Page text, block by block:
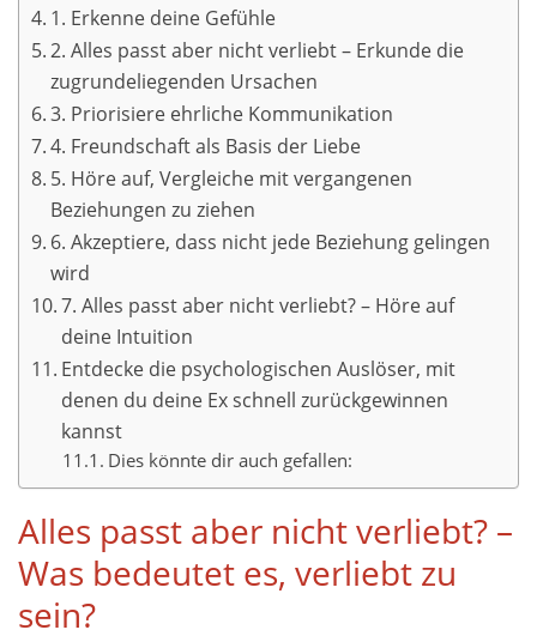
1. Erkenne deine Gefühle
2. Alles passt aber nicht verliebt – Erkunde die
zugrundeliegenden Ursachen
3. Priorisiere ehrliche Kommunikation
4. Freundschaft als Basis der Liebe
5. Höre auf, Vergleiche mit vergangenen
Beziehungen zu ziehen
6. Akzeptiere, dass nicht jede Beziehung gelingen
wird
7. Alles passt aber nicht verliebt? – Höre auf
deine Intuition
Entdecke die psychologischen Auslöser, mit
denen du deine Ex schnell zurückgewinnen
kannst
Dies könnte dir auch gefallen:
Alles passt aber nicht verliebt? –
Was bedeutet es, verliebt zu
sein?